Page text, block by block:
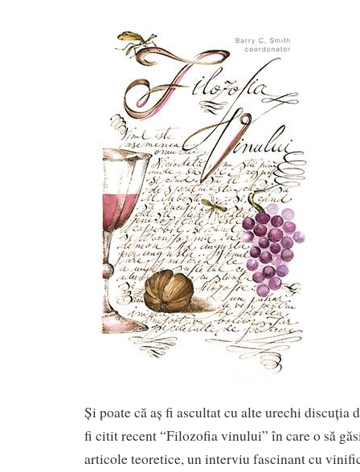
Și poate că aș fi ascultat cu alte urechi discuția
fi citit recent “Filozofia vinului” în care o să
articole teoretice, un interviu fascinant cu